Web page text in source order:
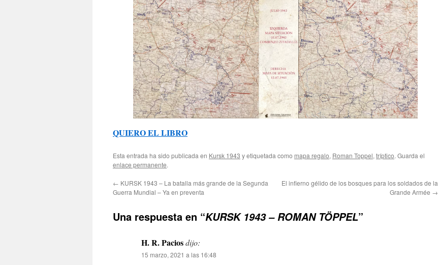
QUIERO EL LIBRO
Esta entrada ha sido publicada en Kursk 1943 y etiquetada como mapa regalo, Roman Toppel, tríptico. Guarda el
enlace permanente.
← KURSK 1943 – La batalla más grande de la Segunda
Guerra Mundial – Ya en preventa
El infierno gélido de los bosques para los soldados de la
Grande Armée →
Una respuesta en “KURSK 1943 – ROMAN TÖPPEL”
H. R. Paciosdijo:
15 marzo, 2021 a las 16:48